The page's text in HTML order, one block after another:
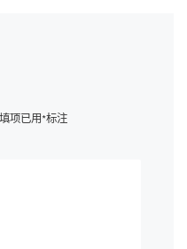
项已用*标注